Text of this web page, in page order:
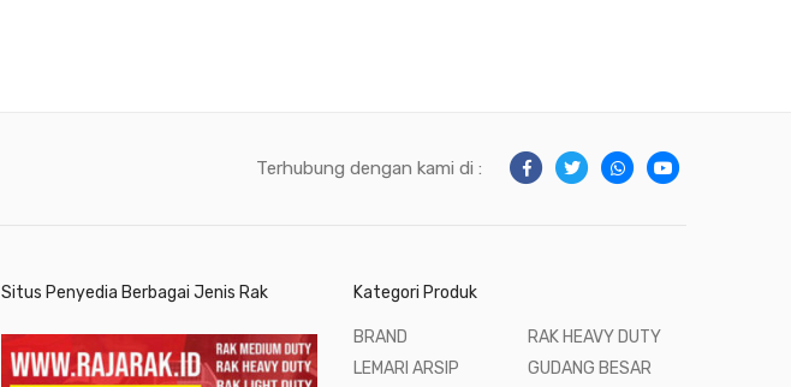
Terhubung dengan kami di :
Situs Penyedia Berbagai Jenis Rak Kategori Produk
BRAND
LEMARI ARSIP
RAK HEAVY DUTY
GUDANG BESAR